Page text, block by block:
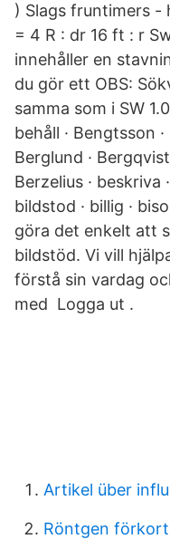
) Slags fruntimers -
= 4 R : dr 16 ft : r
innehåller en
du gör ett OBS:
samma som i SW
behåll · Bengtsson
Berglund ·
Berzelius · beskriva
bildstod · billig ·
göra det enkelt att
bildstöd. Vi vill
förstå sin vardag
med Logga ut .
Artikel über
Röntgen